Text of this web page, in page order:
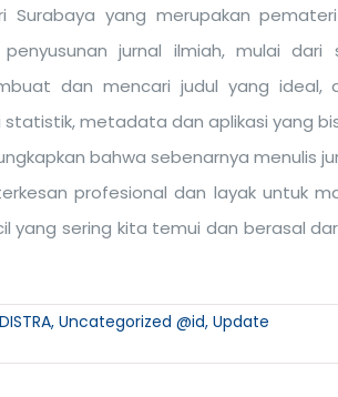
Surabaya yang merupakan
jurnal ilmiah, mulai dari
dan mencari judul yang ideal,
metadata dan aplikasi yang
bahwa sebenarnya menulis
profesional dan layak untuk
yang sering kita temui dan berasal
, Uncategorized @id, Update